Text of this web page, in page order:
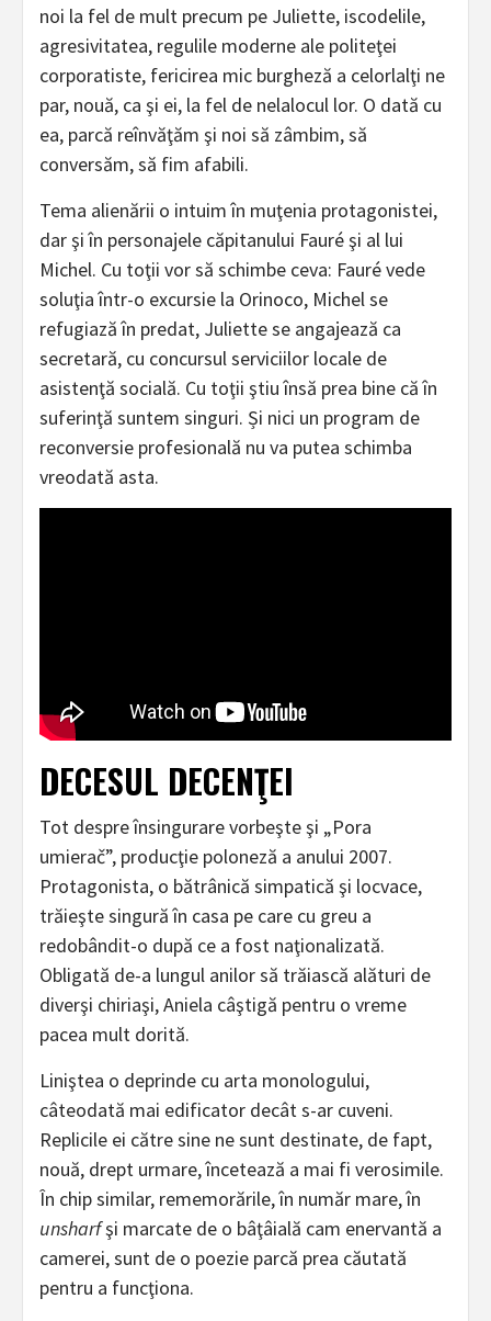
noi la fel de mult precum pe Juliette, iscodelile,
agresivitatea, regulile moderne ale politeţei
corporatiste, fericirea mic burgheză a celorlalţi ne
par, nouă, ca şi ei, la fel de nelalocul lor. O dată cu
ea, parcă reînvăţăm şi noi să zâmbim, să
conversăm, să fim afabili.
Tema alienării o intuim în muţenia protagonistei,
dar şi în personajele căpitanului Fauré şi al lui
Michel. Cu toţii vor să schimbe ceva: Fauré vede
soluţia într-o excursie la Orinoco, Michel se
refugiază în predat, Juliette se angajează ca
secretară, cu concursul serviciilor locale de
asistenţă socială. Cu toţii ştiu însă prea bine că în
suferinţă suntem singuri. Și nici un program de
reconversie profesională nu va putea schimba
vreodată asta.
DECESUL DECENŢEI
Tot despre însingurare vorbeşte şi „Pora
umierač”, producţie poloneză a anului 2007.
Protagonista, o bătrânică simpatică şi locvace,
trăieşte singură în casa pe care cu greu a
redobândit-o după ce a fost naţionalizată.
Obligată de-a lungul anilor să trăiască alături de
diverşi chiriaşi, Aniela câştigă pentru o vreme
pacea mult dorită.
Liniştea o deprinde cu arta monologului,
câteodată mai edificator decât s-ar cuveni.
Replicile ei către sine ne sunt destinate, de fapt,
nouă, drept urmare, încetează a mai fi verosimile.
În chip similar, rememorările, în număr mare, în
unsharfşi marcate de o bâţâială cam enervantă a
camerei, sunt de o poezie parcă prea căutată
pentru a funcţiona.